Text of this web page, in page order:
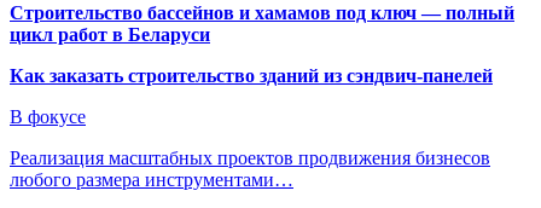
Строительство бассейнов и хамамов под ключ — полный
цикл работ в Беларуси
Как заказать строительство зданий из сэндвич-панелей
В фокусе
Реализация масштабных проектов продвижения бизнесов
любого размера инструментами…